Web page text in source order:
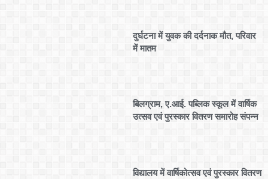
दुर्घटना में युवक की दर्दनाक मौत, परिवार
में मातम
बिलग्राम, ए.आई. पब्लिक स्कूल में वार्षिक
उत्सव एवं पुरस्कार वितरण समारोह संपन्न
विद्यालय में वार्षिकोत्सव एवं पुरस्कार वितरण